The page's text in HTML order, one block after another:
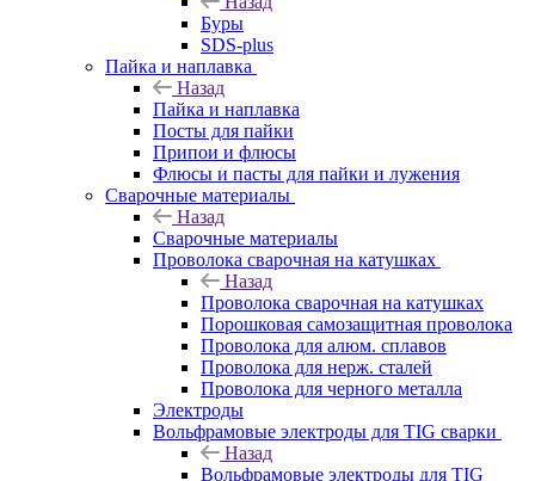
Буры
SDS-plus
Пайка и наплавка
Назад
Пайка и наплавка
Посты для пайки
Припои и флюсы
Флюсы и пасты для пайки и лужения
Сварочные материалы
Назад
Сварочные материалы
Проволока сварочная на катушках
Назад
Проволока сварочная на катушках
Порошковая самозащитная проволока
Проволока для алюм. сплавов
Проволока для нерж. сталей
Проволока для черного металла
Электроды
Вольфрамовые электроды для TIG сварки
Назад
Вольфрамовые электроды для TIG